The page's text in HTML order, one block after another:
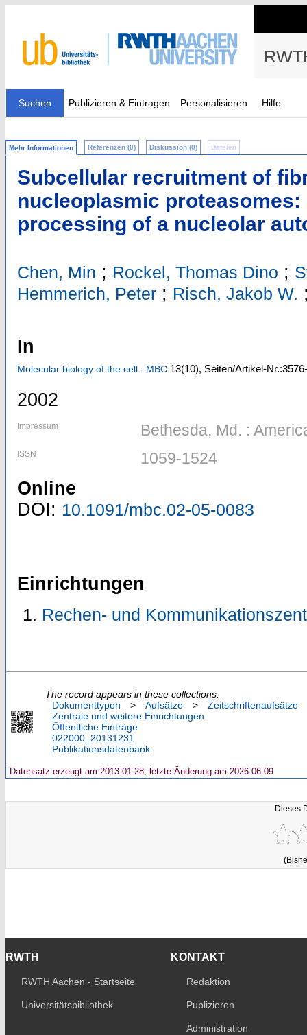
Suchen Publizieren & Eintragen Personalisieren Hilfe
Mehr Informationen Referenzen (0) Diskussion (0) Dateien
Subcellular recruitment of
nucleoplasmic
processing of a nucleolar
Chen, Min ; Rockel, Thomas Dino ;
Hemmerich, Peter ; Risch, Jakob W.
In
Molecular biology of the cell : MBC 13(10), Seiten/Artikel-
2002
Impressum Bethesda, Md. :
ISSN 1059-1524
Online
DOI: 10.1091/mbc.02-05-0083
Einrichtungen
Rechen- und
The record appears in these collections:
Dokumenttypen
> Aufsätze >
Zeitschriftenaufsätze
Zentrale und weitere Einrichtungen
Öffentliche Einträge
022000_20131231
Publikationsdatenbank
Datensatz erzeugt am 2013-01-28, letzte Änderung am 2026-06-09
Dieses
RWTH
RWTH Aachen - Startseite
Universitätsbibliothek
KONTAKT
Redaktion
Publizieren
Administration